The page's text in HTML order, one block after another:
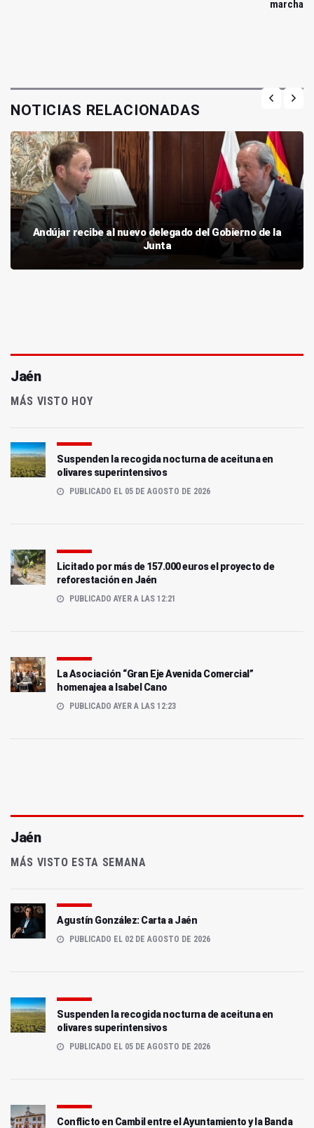
marcha
NOTICIAS RELACIONADAS
Andújar recibe al nuevo delegado del Gobierno de la
Junta
Jaén
MÁS VISTO HOY
Suspenden la recogida nocturna de aceituna en
olivares superintensivos
PUBLICADO EL 05 DE AGOSTO DE 2026
Licitado por más de 157.000 euros el proyecto de
reforestación en Jaén
PUBLICADO AYER A LAS 12:21
La Asociación “Gran Eje Avenida Comercial”
homenajea a Isabel Cano
PUBLICADO AYER A LAS 12:23
Jaén
MÁS VISTO ESTA SEMANA
Agustín González: Carta a Jaén
PUBLICADO EL 02 DE AGOSTO DE 2026
Suspenden la recogida nocturna de aceituna en
olivares superintensivos
PUBLICADO EL 05 DE AGOSTO DE 2026
Conflicto en Cambil entre el Ayuntamiento y la Banda